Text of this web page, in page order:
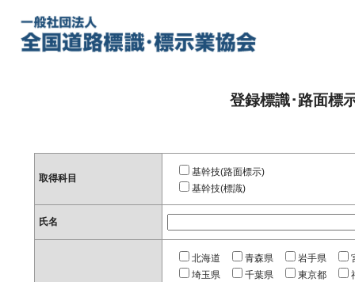
登録標識･路面標
取得科目
基幹技(路面標示)
基幹技(標識)
氏名
北海道 青森県 岩手県
埼玉県
千葉県 東京都